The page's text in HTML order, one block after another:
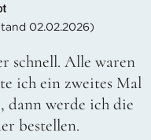
02.02.2026)
schnell. Alle waren
ich ein zweites Mal
dann werde ich die
bestellen.